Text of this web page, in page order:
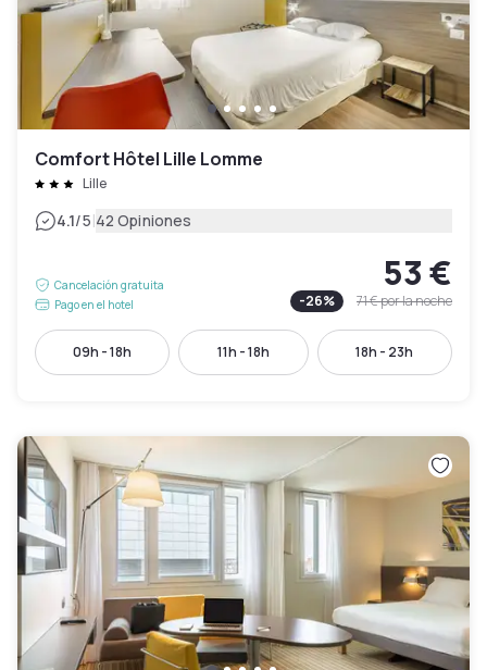
Comfort Hôtel Lille Lomme
Lille
4.1/5|42 Opiniones
Cancelación gratuita
Pago en el hotel
53 €
-26% 71 €por la noche
09h - 18h 11h - 18h 18h - 23h